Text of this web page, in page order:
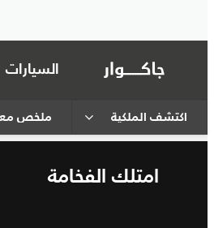
السيارات
اكتشف الملكية ملخص
امتلك الفخامة